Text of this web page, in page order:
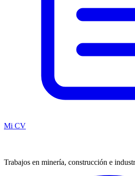
Mi CV
Trabajos en minería, construcción e